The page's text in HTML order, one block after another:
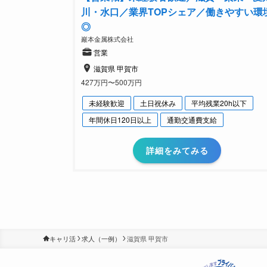
川・水口／業界TOPシェア／働きやすい環
◎
巖本金属株式会社
営業
滋賀県 甲賀市
427万円〜500万円
未経験歓迎 土日祝休み
平均残業20h以下
年間休日120日以上
通勤交通費支給
詳細をみてみる
キャリ活 求人（一例） 滋賀県 甲賀市